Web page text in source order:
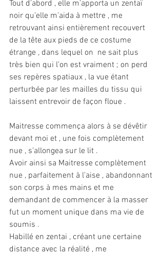
Tout d’abord , elle m’apporta un zentaï
noir qu’elle m’aida à mettre , me
retrouvant ainsi entièrement recouvert
de la tête aux pieds de ce costume
étrange , dans lequel on  ne sait plus
très bien qui l’on est vraiment ; on perd
ses repères spatiaux , la vue étant
perturbée par les mailles du tissu qui
laissent entrevoir de façon floue .
Maitresse commença alors à se dévêtir
devant moi et , une fois complètement
nue , s’allongea sur le lit .
Avoir ainsi sa Maitresse complètement
nue , parfaitement à l’aise , abandonnant
son corps à mes mains et me
demandant de commencer à la masser
fut un moment unique dans ma vie de
soumis .
Habillé en zentai , créant une certaine
distance avec la réalité , me